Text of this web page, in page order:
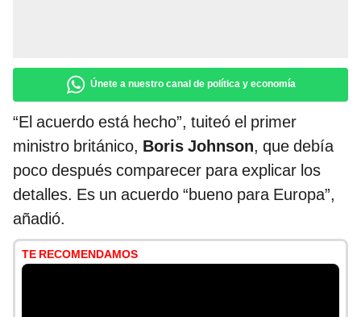
Únete a nuestro canal de política y economía
“El acuerdo está hecho”, tuiteó el primer
ministro británico, Boris Johnson, que debía
poco después comparecer para explicar los
detalles. Es un acuerdo “bueno para Europa”,
añadió.
TE RECOMENDAMOS